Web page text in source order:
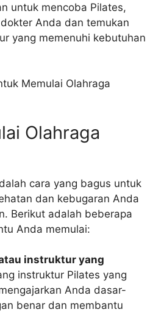
untuk mencoba Pilates,
Anda dan temukan
yang memenuhi kebutuhan
Memulai Olahraga
Olahraga
cara yang bagus untuk
dan kebugaran Anda
Berikut adalah beberapa
Anda memulai:
instruktur yang
instruktur Pilates yang
Anda dasar-
benar dan membantu